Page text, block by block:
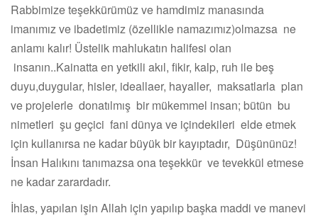
Rabbimize teşekkürümüz ve hamdimiz manasında
imanımız ve ibadetimiz (özellikle namazımız)olmazsa ne
anlamı kalır! Üstelik mahlukatın halifesi olan
insanın..Kainatta en yetkili akıl, fikir, kalp, ruh ile beş
duyu,duygular, hisler, ideallaer, hayaller, maksatlarla plan
ve projelerle donatılmış bir mükemmel insan; bütün bu
nimetleri şu geçici fani dünya ve içindekileri elde etmek
için kullanırsa ne kadar büyük bir kayıptadır, Düşününüz!
İnsan Halıkını tanımazsa ona teşekkür ve tevekkül etmese
ne kadar zarardadır.
İhlas, yapılan işin Allah için yapılıp başka maddi ve manevi